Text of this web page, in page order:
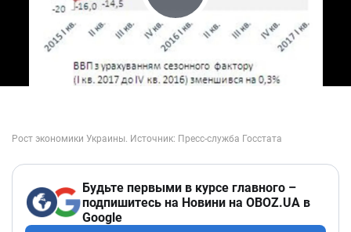
Play Video
Будьте первыми в курсе главного –
подпишитесь на Новини на OBOZ.UA в
Google